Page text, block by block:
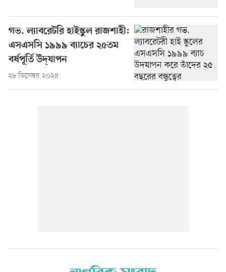
গভ. ল্যাবরেটরি হাইস্কুল রাজশাহী:
এসএসসি ১৯৯৯ ব্যাচের ২৫তম
বর্ষপূর্তি উদ্‌যাপন
২৮ ডিসেম্বর ২০২৪